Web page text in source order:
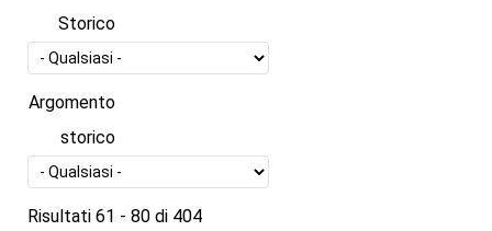
Storico
Argomento
storico
Risultati 61 - 80 di 404